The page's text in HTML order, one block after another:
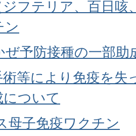
フテリア、百日咳
ン
ぜ予防接種の一部助
等により免疫を失
ついて
母子免疫ワクチン